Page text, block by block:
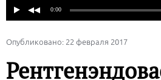
Опубликовано: 22 февраля 2017